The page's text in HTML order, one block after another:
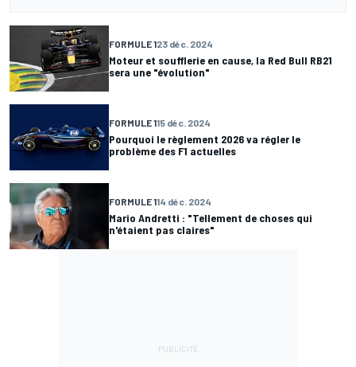
FORMULE 123 déc. 2024
Moteur et soufflerie en cause, la Red Bull RB21
sera une "évolution"
FORMULE 115 déc. 2024
Pourquoi le règlement 2026 va régler le
problème des F1 actuelles
FORMULE 114 déc. 2024
Mario Andretti : "Tellement de choses qui
n'étaient pas claires"